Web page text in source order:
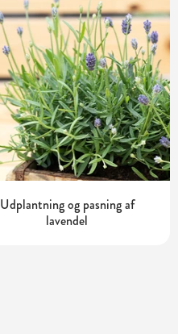
Udplantning og pasning af
lavendel